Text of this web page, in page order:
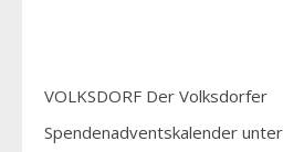
VOLKSDORF Der Volksdorfer
Spendenadventskalender